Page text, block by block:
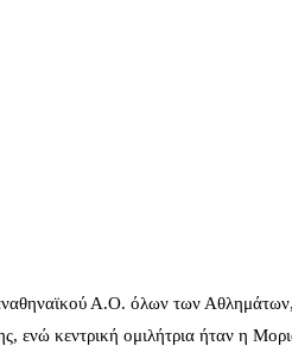
Α.Ο. όλων των Αθλημάτων,
ενώ κεντρική ομιλήτρια ήταν η